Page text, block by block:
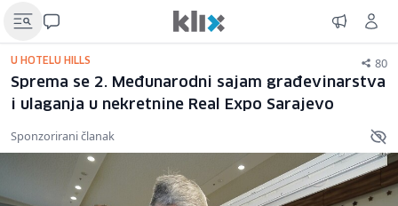
U HOTELU HILLS 80
Sprema se 2. Međunarodni sajam građevinarstva
i ulaganja u nekretnine Real Expo Sarajevo
Sponzorirani članak